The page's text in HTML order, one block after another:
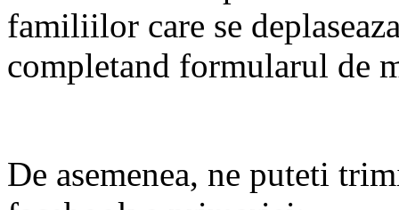
familiilor care se
completand formularul de
De asemenea, ne puteti